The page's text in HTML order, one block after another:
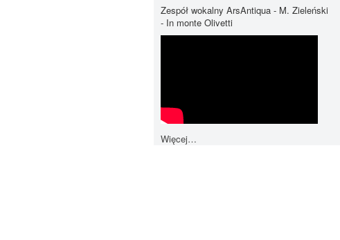
Zespół wokalny ArsAntiqua - M. Zieleński
- In monte Olivetti
Więcej…